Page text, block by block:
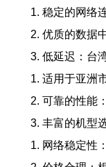
1. 稳定的网络
2. 优质的数据
3. 低延迟：台
1. 适用于亚洲
2. 可靠的性能
3. 丰富的机型
1. 网络稳定性